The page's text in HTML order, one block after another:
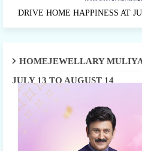
DRIVE HOME HAPPINESS AT
HOMEJEWELLARY
JULY 13 TO AUGUST 14